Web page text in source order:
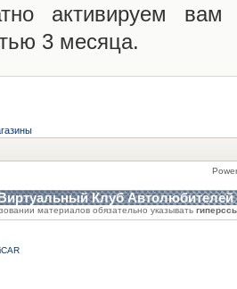
активируем
3 месяца.
Клуб Автолюбителей
материалов обязательно указывать